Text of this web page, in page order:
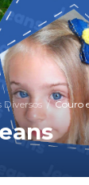
Diversos / Couro